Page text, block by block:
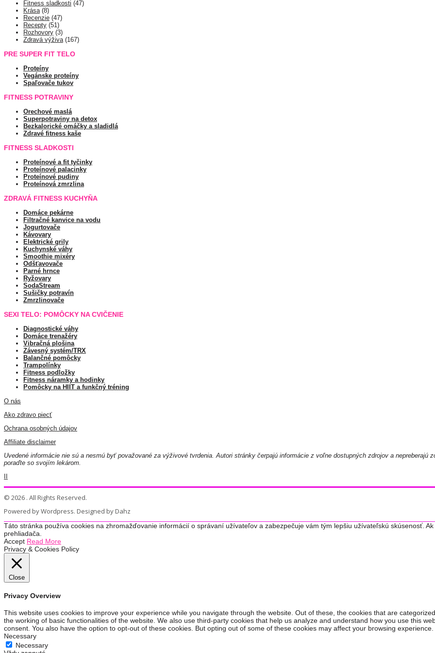
Fitness sladkosti (47)
Krása(8)
Recenzie (47)
Recepty (51)
Rozhovory (3)
Zdravá výživa(167)
PRE SUPER FIT TELO
Proteíny
Vegánske proteíny
Spaľovače tukov
FITNESS POTRAVINY
Orechové maslá
Superpotraviny na detox
Bezkalorické omáčky a sladidlá
Zdravé fitness kaše
FITNESS SLADKOSTI
Proteínové a fit tyčinky
Proteínové palacinky
Proteínové pudiny
Proteínová zmrzlina
ZDRAVÁ FITNESS KUCHYŇA
Domáce pekárne
Filtračné kanvice na vodu
Jogurtovače
Kávovary
Elektrické grily
Kuchynské váhy
Smoothie mixéry
Odšťavovače
Parné hrnce
Ryžovary
SodaStream
Sušičky potravín
Zmrzlinovače
SEXI TELO: POMÔCKY NA CVIČENIE
Diagnostické váhy
Domáce trenažéry
Vibračná plošina
Závesný systém/TRX
Balančné pomôcky
Trampolínky
Fitness podložky
Fitness náramky a hodinky
Pomôcky na HIIT a funkčný tréning
O nás
Ako zdravo piecť
Ochrana osobných údajov
Affiliate disclaimer
Uvedené informácie nie sú a nesmú byť považované za výživové tvrdenia. Autori stránky čerpajú informácie z voľne dostupných zdrojov a
poraďte so svojím lekárom.
© 2026 . All Rights Reserved.
Powered by Wordpress. Designed by Dahz
Táto stránka používa cookies na zhromažďovanie informácií o správaní užívateľov a zabezpečuje vám tým lepšiu užívateľskú skúsenosť.
prehliadača.
Accept Read More
Privacy & Cookies Policy
Close
Privacy Overview
This website uses cookies to improve your experience while you navigate through the website. Out of these, the cookies that are
the working of basic functionalities of the website. We also use third-party cookies that help us analyze and understand how you use this
consent. You also have the option to opt-out of these cookies. But opting out of some of these cookies may affect your browsing experience.
Necessary
Necessary